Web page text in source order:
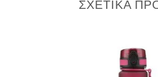
ΣΧΕΤΙΚΆ